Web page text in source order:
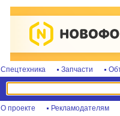
Спецтехника Запчасти
О проекте Рекламодателям